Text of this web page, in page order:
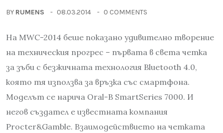
BY RUMENS 08.03.2014 0 COMMENTS
На MWC-2014 беше показано удивително творение
на техническия прогрес – първата в света четка
за зъби с безжичната технология Bluetooth 4.0,
която тя използва за връзка със смартфона.
Моделът се нарича Oral-B SmartSeries 7000. И
негов създател е известната компания
Procter&Gamble. Взаимодействието на четката